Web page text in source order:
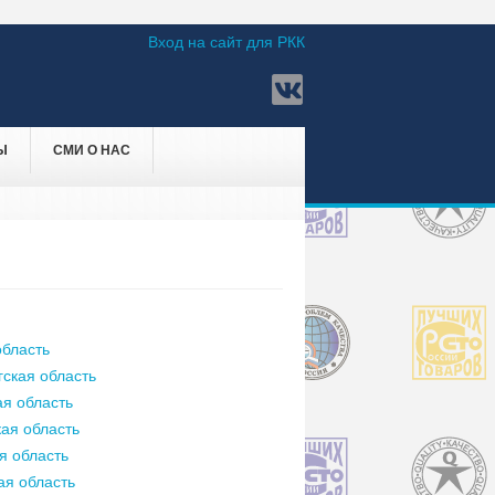
Вход на сайт для РКК
СМИ О НАС
область
область
область
область
область